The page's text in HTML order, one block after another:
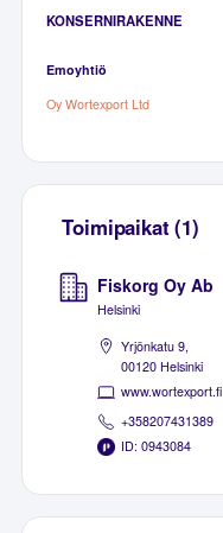
KONSERNIRAKENNE
Emoyhtiö
Oy Wortexport Ltd
Toimipaikat (1)
Fiskorg Oy Ab
Helsinki
Yrjönkatu 9,
00120 Helsinki
www.wortexport.fi
+358207431389
ID: 0943084